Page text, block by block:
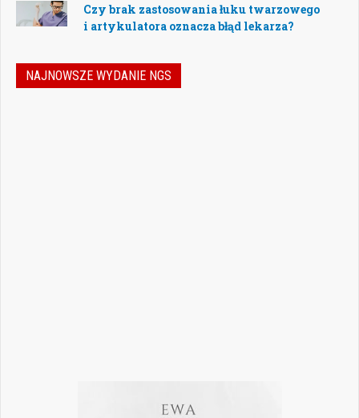
Czy brak zastosowania łuku twarzowego
i artykulatora oznacza błąd lekarza?
NAJNOWSZE WYDANIE NGS